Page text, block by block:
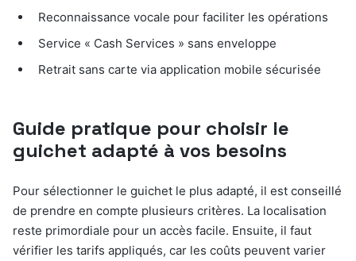
Reconnaissance vocale pour faciliter les opérations
Service « Cash Services » sans enveloppe
Retrait sans carte via application mobile sécurisée
Guide pratique pour choisir le
guichet adapté à vos besoins
Pour sélectionner le guichet le plus adapté, il est conseillé
de prendre en compte plusieurs critères. La localisation
reste primordiale pour un accès facile. Ensuite, il faut
vérifier les tarifs appliqués, car les coûts peuvent varier